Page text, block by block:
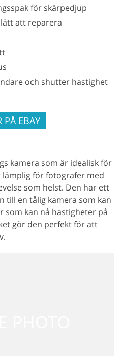
för skärpedjup
att reparera
och shutter hastighet
PÅ EBAY
kamera som är idealisk för
för fotografer med
som helst. Den har ett
till en tålig kamera som kan
som kan nå hastigheter på
gör den perfekt för att